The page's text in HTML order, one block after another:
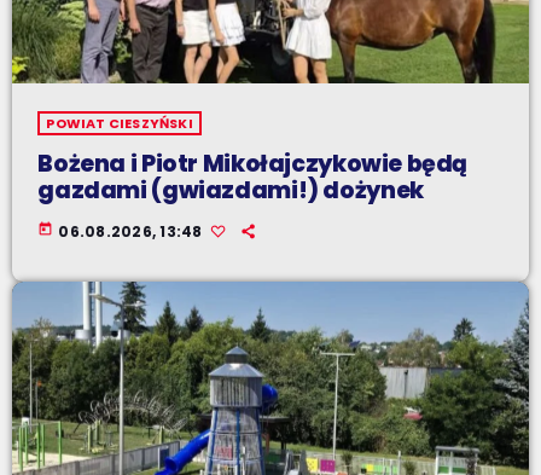
POWIAT CIESZYŃSKI
Bożena i Piotr Mikołajczykowie będą
gazdami (gwiazdami!) dożynek
today 06.08.2026, 13:48